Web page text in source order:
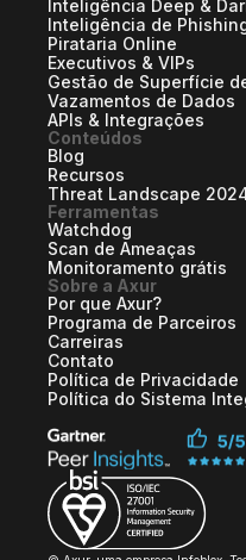
Inteligência Deep &
Inteligência de
Pirataria Online
Executivos & VIPs
Gestão de Superfície
Vazamentos de Dados
APIs & Integrações
Conteúdos
Blog
Recursos
Threat Landscape
Ferramentas
Watchdog
Scan de Ameaças
Monitoramento grátis
Sobre a Axur
Por que Axur?
Programa de Parceiros
Carreiras
Contato
Política de Privacidade
Política do Sistema